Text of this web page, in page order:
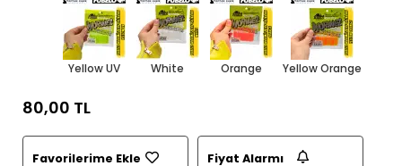
Yellow UV White Orange Yellow Orange
80,00 TL
Favorilerime Ekle Fiyat Alarmı